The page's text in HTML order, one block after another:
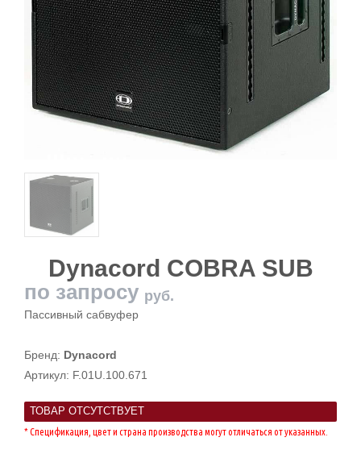
Dynacord COBRA SUB
по запросу руб.
Пассивный сабвуфер
Бренд: Dynacord
Артикул: F.01U.100.671
ТОВАР ОТСУТСТВУЕТ
* Спецификация, цвет и страна производства могут отличаться от указанных.